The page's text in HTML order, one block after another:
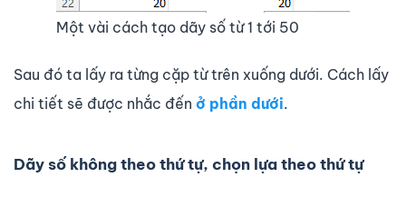
Một vài cách tạo dãy số từ 1 tới 50
Sau đó ta lấy ra từng cặp từ trên xuống dưới. Cách lấy
chi tiết sẽ được nhắc đến ở phần dưới.
Dãy số không theo thứ tự, chọn lựa theo thứ tự